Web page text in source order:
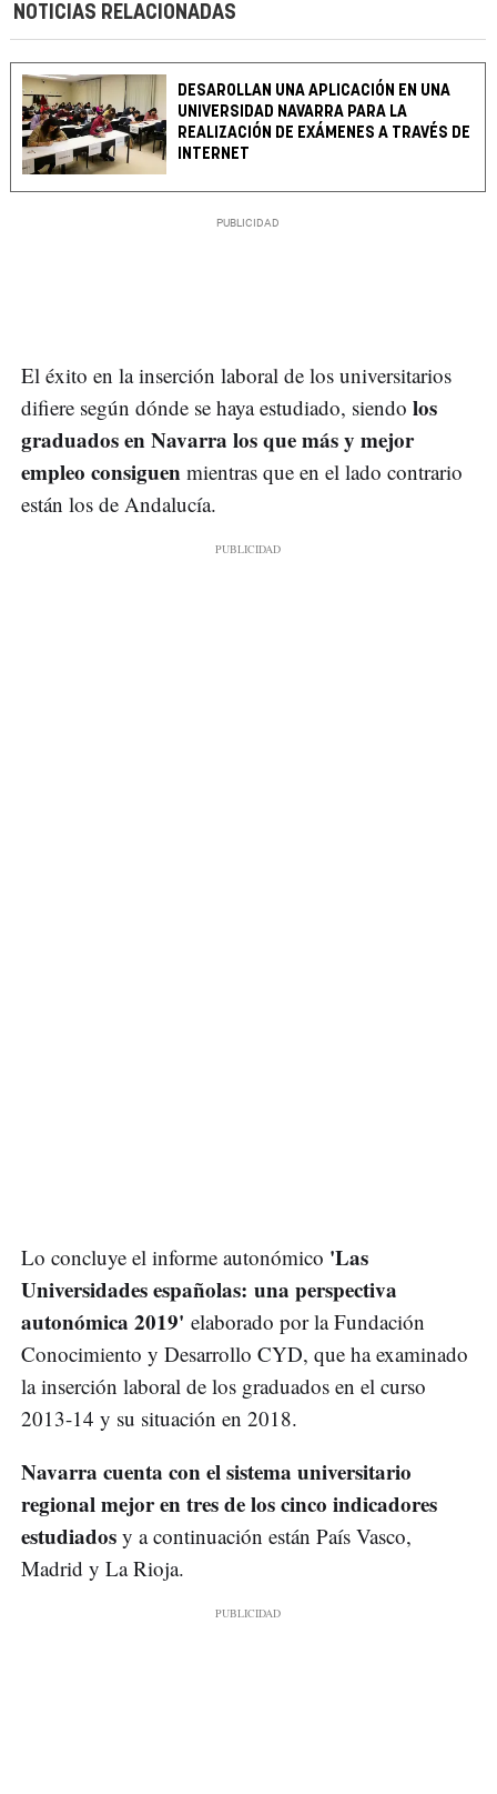
NOTICIAS RELACIONADAS
DESAROLLAN UNA APLICACIÓN EN UNA
UNIVERSIDAD NAVARRA PARA LA
REALIZACIÓN DE EXÁMENES A TRAVÉS DE
INTERNET
El éxito en la inserción laboral de los universitarios
difiere según dónde se haya estudiado, siendo los
graduados en Navarra los que más y mejor
empleo consiguen mientras que en el lado contrario
están los de Andalucía.
Lo concluye el informe autonómico 'Las
Universidades españolas: una perspectiva
autonómica 2019' elaborado por la Fundación
Conocimiento y Desarrollo CYD, que ha examinado
la inserción laboral de los graduados en el curso
2013-14 y su situación en 2018.
Navarra cuenta con el sistema universitario
regional mejor en tres de los cinco indicadores
estudiados y a continuación están País Vasco,
Madrid y La Rioja.